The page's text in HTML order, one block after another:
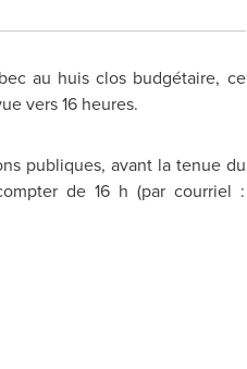
au huis clos budgétaire, ce
vers 16 heures.
publiques, avant la tenue du
de 16 h (par courriel :